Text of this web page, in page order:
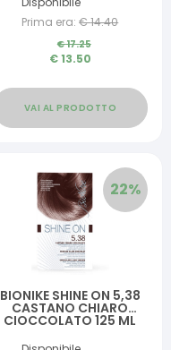
Prima era: €14.40
€17.25
€13.50
VAI AL PRODOTTO
22%
BIONIKE SHINE ON 5,38
CASTANO CHIARO
CIOCCOLATO 125 ML